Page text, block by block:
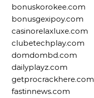
bonuskorokee.com
bonusgexipoy.com
casinorelaxluxe.com
clubetechplay.com
domdombd.com
dailyplayz.com
getprocrackhere.com
fastinnews.com